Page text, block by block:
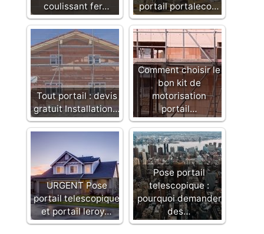
coulissant fer…
portail portaleco…
Tout portail : devis
gratuit Installation…
Comment choisir le
bon kit de
motorisation
portail…
URGENT Pose
portail telescopique
et portail leroy…
Pose portail
telescopique :
pourquoi demander
des…